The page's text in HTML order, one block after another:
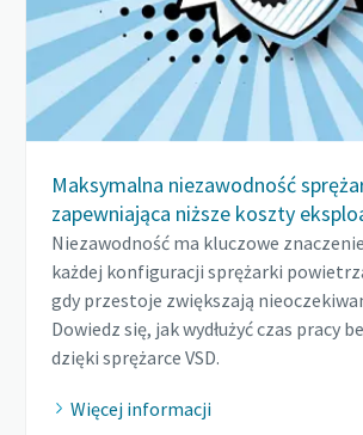
Maksymalna niezawodność
zapewniająca niższe koszty
Niezawodność ma kluczowe
każdej konfiguracji sprężarki
gdy przestoje zwiększają
Dowiedz się, jak wydłużyć czas pracy
dzięki sprężarce VSD.
Więcej informacji